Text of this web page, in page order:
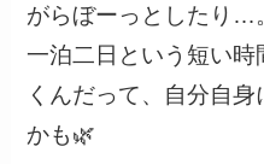
がらぼーっとしたり…
一泊二日という短い
くんだって、自分自
かも🌿